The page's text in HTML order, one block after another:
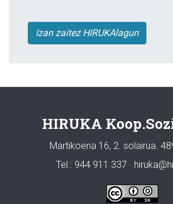
Izan zaitez HIRUKAlagun
HIRUKA
Martikoena 16, 2. solairua.
Tel.: 944 911 337 ·